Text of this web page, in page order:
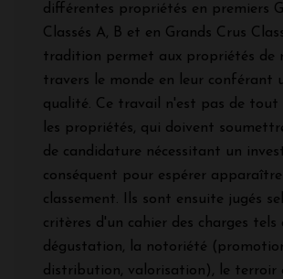
différentes propriétés en premiers
Classés A, B et en Grands Crus
tradition permet aux propriétés de
travers le monde en leur conférant
qualité. Ce travail n'est pas de tout
les propriétés, qui doivent
de candidature nécessitant un
conséquent pour espérer
classement. Ils sont ensuite jugés
critères d'un cahier des charges tels
dégustation, la notoriété
distribution, valorisation), le terroir